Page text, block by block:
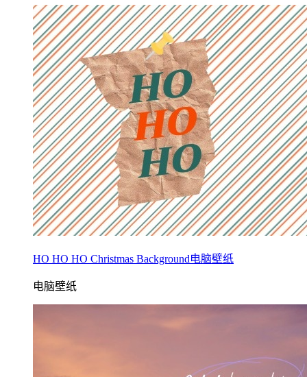
HO HO HO Christmas Background电脑壁纸
电脑壁纸